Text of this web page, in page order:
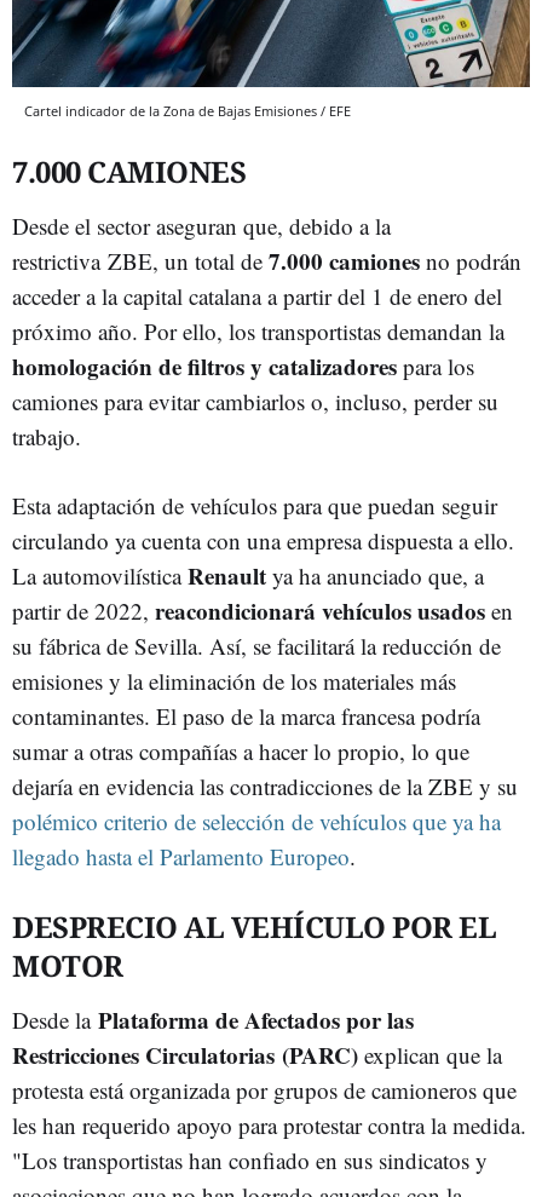
Cartel indicador de la Zona de Bajas Emisiones / EFE
7.000 CAMIONES
Desde el sector aseguran que, debido a la
restrictiva ZBE, un total de 7.000 camiones no podrán
acceder a la capital catalana a partir del 1 de enero del
próximo año. Por ello, los transportistas demandan la
homologación de filtros y catalizadores para los
camiones para evitar cambiarlos o, incluso, perder su
trabajo.
Esta adaptación de vehículos para que puedan seguir
circulando ya cuenta con una empresa dispuesta a ello.
La automovilísticaRenault ya ha anunciado que, a
partir de 2022, reacondicionará vehículos usados en
su fábrica de Sevilla. Así, se facilitará la reducción de
emisiones y la eliminación de los materiales más
contaminantes. El paso de la marca francesa podría
sumar a otras compañías a hacer lo propio, lo que
dejaría en evidencia las contradicciones de la ZBE y su
polémico criterio de selección de vehículos que ya ha
llegado hasta el Parlamento Europeo.
DESPRECIO AL VEHÍCULO POR EL
MOTOR
Desde laPlataforma de Afectados por las
Restricciones Circulatorias (PARC) explican que la
protesta está organizada por grupos de camioneros que
les han requerido apoyo para protestar contra la medida.
"Los transportistas han confiado en sus sindicatos y